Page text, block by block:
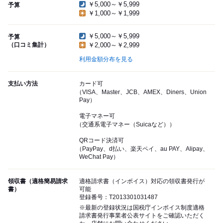
予算
￥5,000～￥5,999
￥1,000～￥1,999
予算
（口コミ集計）
￥5,000～￥5,999
￥2,000～￥2,999
利用金額分布を見る
支払い方法
カード可
（VISA、Master、JCB、AMEX、Diners、Union
Pay）
電子マネー可
（交通系電子マネー（Suicaなど））
QRコード決済可
（PayPay、d払い、楽天ペイ、au PAY、Alipay、
WeChat Pay）
領収書（適格簡易請求
書）
適格請求書（インボイス）対応の領収書発行が
可能
登録番号：T2013301031487
※最新の登録状況は国税庁インボイス制度適格
請求書発行事業者公表サイトをご確認いただく